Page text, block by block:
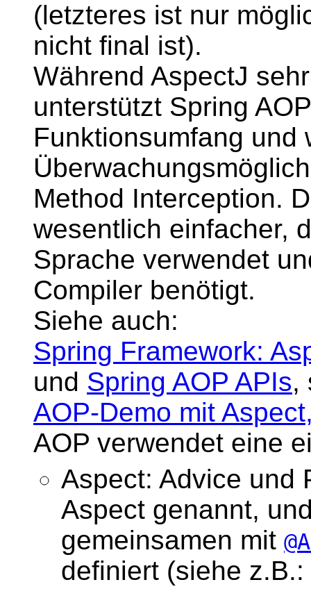
(letzteres ist nur
nicht final ist).
Während AspectJ
unterstützt Spring
Funktionsumfang und
Method Interception.
wesentlich einfacher,
Sprache verwendet
Compiler benötigt.
Siehe auch:
Spring Framework:
und Spring AOP APIs,
AOP-Demo mit
AOP verwendet eine
Aspect: Advice und
Aspect genannt,
gemeinsamen mit
definiert (siehe z.B.: